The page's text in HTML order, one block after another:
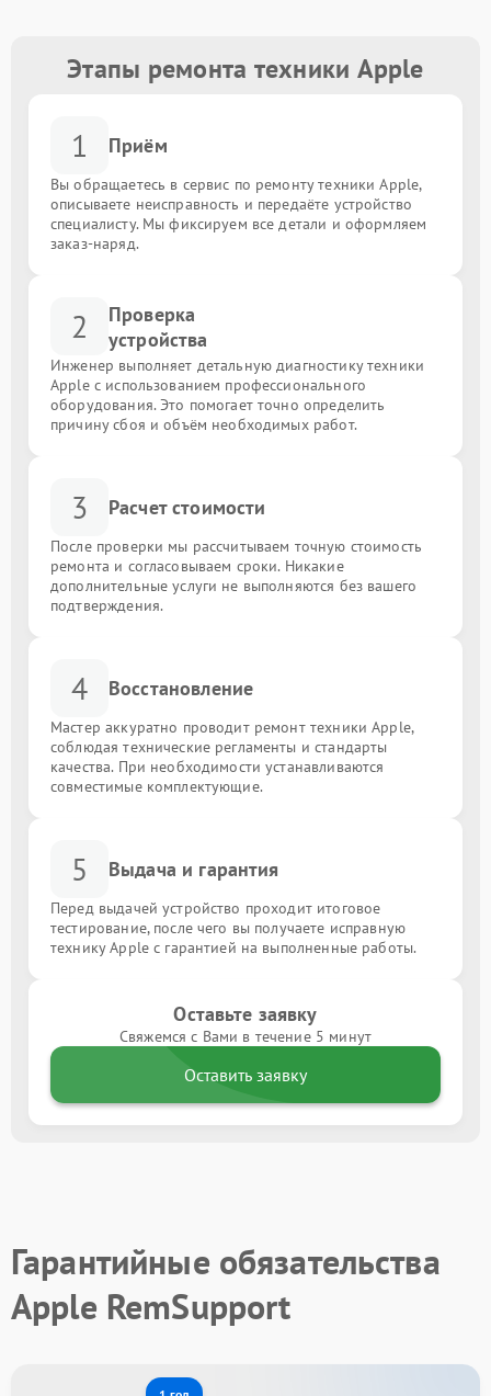
Этапы ремонта техники Apple
1 Приём
Вы обращаетесь в сервис по ремонту техники Apple,
описываете неисправность и передаёте устройство
специалисту. Мы фиксируем все детали и оформляем
заказ-наряд.
2
Проверка
устройства
Инженер выполняет детальную диагностику техники
Apple с использованием профессионального
оборудования. Это помогает точно определить
причину сбоя и объём необходимых работ.
3 Расчет стоимости
После проверки мы рассчитываем точную стоимость
ремонта и согласовываем сроки. Никакие
дополнительные услуги не выполняются без вашего
подтверждения.
4 Восстановление
Мастер аккуратно проводит ремонт техники Apple,
соблюдая технические регламенты и стандарты
качества. При необходимости устанавливаются
совместимые комплектующие.
5 Выдача и гарантия
Перед выдачей устройство проходит итоговое
тестирование, после чего вы получаете исправную
технику Apple с гарантией на выполненные работы.
Оставьте заявку
Свяжемся с Вами в течение 5 минут
Оставить заявку
Гарантийные обязательства
Apple RemSupport